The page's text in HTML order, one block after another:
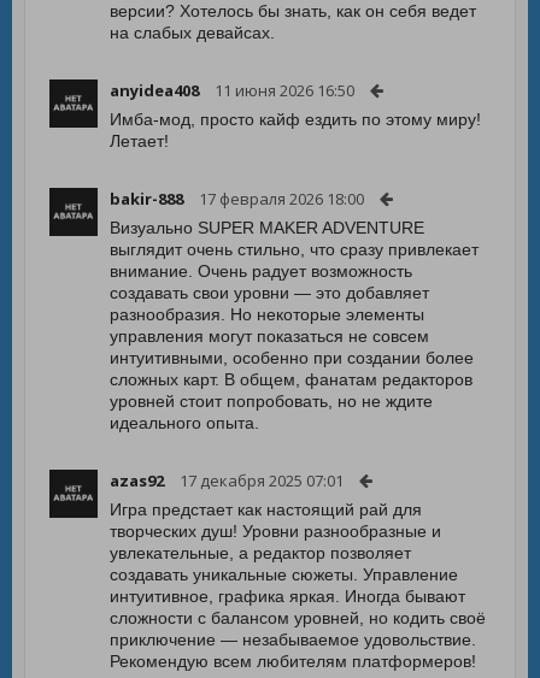
версии? Хотелось бы знать, как он себя ведет
на слабых девайсах.
anyidea408 11 июня 2026 16:50
Имба-мод, просто кайф ездить по этому миру!
Летает!
bakir-888 17 февраля 2026 18:00
Визуально SUPER MAKER ADVENTURE
выглядит очень стильно, что сразу привлекает
внимание. Очень радует возможность
создавать свои уровни — это добавляет
разнообразия. Но некоторые элементы
управления могут показаться не совсем
интуитивными, особенно при создании более
сложных карт. В общем, фанатам редакторов
уровней стоит попробовать, но не ждите
идеального опыта.
azas92 17 декабря 2025 07:01
Игра предстает как настоящий рай для
творческих душ! Уровни разнообразные и
увлекательные, а редактор позволяет
создавать уникальные сюжеты. Управление
интуитивное, графика яркая. Иногда бывают
сложности с балансом уровней, но кодить своё
приключение — незабываемое удовольствие.
Рекомендую всем любителям платформеров!